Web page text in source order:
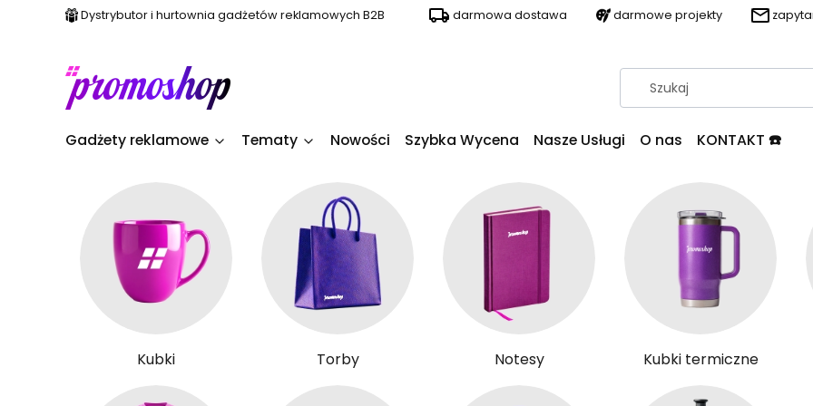
Dystrybutor i hurtownia gadżetów reklamowych B2B darmowa dostawa darmowe projekty
Gadżety reklamowe Tematy Nowości Szybka Wycena Nasze Usługi O nas KONTAKT ☎️
Kubki Torby Notesy Kubki termiczne